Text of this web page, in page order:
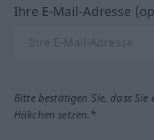
Ihre E-Mail-Adresse
Bitte bestätigen Sie, dass
Häkchen setzen.*